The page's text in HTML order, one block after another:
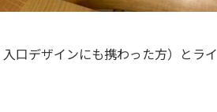
口デザインにも携わった方）とライ